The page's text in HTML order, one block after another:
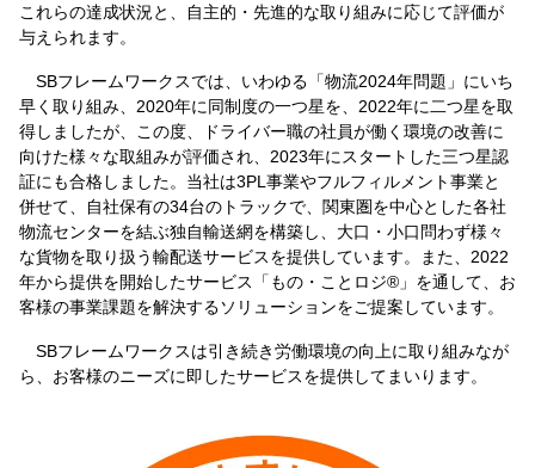
これらの達成状況と、自主的・先進的な取り組みに応じて評価が
与えられます。
SBフレームワークスでは、いわゆる「物流2024年問題」にいち
早く取り組み、2020年に同制度の一つ星を、2022年に二つ星を取
得しましたが、この度、ドライバー職の社員が働く環境の改善に
向けた様々な取組みが評価され、2023年にスタートした三つ星認
証にも合格しました。当社は3PL事業やフルフィルメント事業と
併せて、自社保有の34台のトラックで、関東圏を中心とした各社
物流センターを結ぶ独自輸送網を構築し、大口・小口問わず様々
な貨物を取り扱う輸配送サービスを提供しています。また、2022
年から提供を開始したサービス「もの・ことロジ®」を通して、お
客様の事業課題を解決するソリューションをご提案しています。
SBフレームワークスは引き続き労働環境の向上に取り組みなが
ら、お客様のニーズに即したサービスを提供してまいります。